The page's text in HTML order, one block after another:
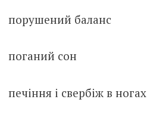
порушений баланс
поганий сон
печіння і свербіж в ногах